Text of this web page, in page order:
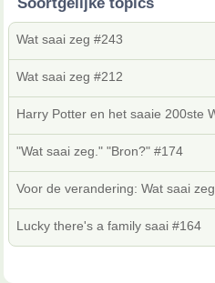
Wat saai zeg #243
Wat saai zeg #212
Harry Potter en het saaie 200ste
"Wat saai zeg." "Bron?" #174
Voor de verandering: Wat saai
Lucky there's a family saai #164